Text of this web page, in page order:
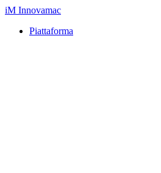
iM Innovamac
Piattaforma